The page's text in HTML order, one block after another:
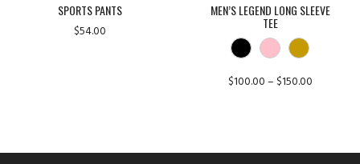
SPORTS PANTS
$54.00
MEN’S LEGEND LONG SLEEVE
TEE
$100.00– $150.00